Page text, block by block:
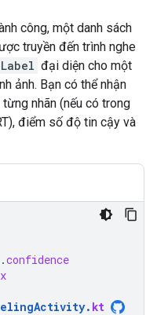
công, một danh sách
truyền đến trình nghe
đại diện cho một
ảnh. Bạn có thể nhận
nhãn (nếu có trong
điểm số độ tin cậy và
.confidence
. kt